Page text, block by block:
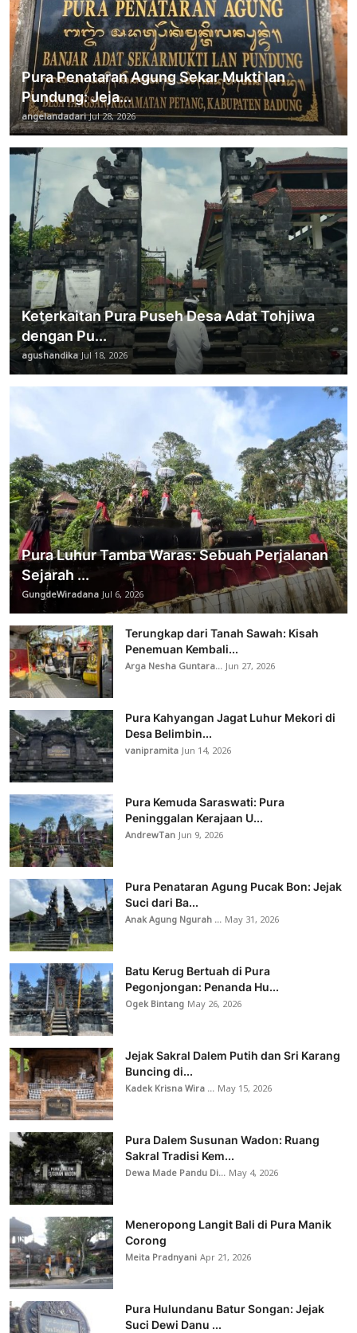
Pura Penataran Agung Sekar Mukti lan
Pundung: Jeja...
angelandadariJul 28, 2026
Keterkaitan Pura Puseh Desa Adat Tohjiwa
dengan Pu...
agushandikaJul 18, 2026
Pura Luhur Tamba Waras: Sebuah Perjalanan
Sejarah ...
GungdeWiradanaJul 6, 2026
Terungkap dari Tanah Sawah: Kisah
Penemuan Kembali...
Arga Nesha Guntara...Jun 27, 2026
Pura Kahyangan Jagat Luhur Mekori di
Desa Belimbin...
vanipramitaJun 14, 2026
Pura Kemuda Saraswati: Pura
Peninggalan Kerajaan U...
AndrewTanJun 9, 2026
Pura Penataran Agung Pucak Bon: Jejak
Suci dari Ba...
Anak Agung Ngurah ... May 31, 2026
Batu Kerug Bertuah di Pura
Pegonjongan: Penanda Hu...
Ogek Bintang May 26, 2026
Jejak Sakral Dalem Putih dan Sri Karang
Buncing di...
Kadek Krisna Wira ... May 15, 2026
Pura Dalem Susunan Wadon: Ruang
Sakral Tradisi Kem...
Dewa Made Pandu Di... May 4, 2026
Meneropong Langit Bali di Pura Manik
Corong
Meita PradnyaniApr 21, 2026
Pura Hulundanu Batur Songan: Jejak
Suci Dewi Danu ...